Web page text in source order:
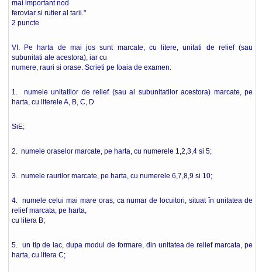
mai important nod
feroviar si rutier al tarii."
2 puncte
VI. Pe harta de mai jos sunt marcate, cu litere, unitati de relief (sau
subunitati ale acestora), iar cu
numere, rauri si orase. Scrieti pe foaia de examen:
1. numele unitatilor de relief (sau al subunitatilor acestora) marcate, pe
harta, cu literele A, B, C, D
SiE;
2. numele oraselor marcate, pe harta, cu numerele 1,2,3,4 si 5;
3. numele raurilor marcate, pe harta, cu numerele 6,7,8,9 si 10;
4. numele celui mai mare oras, ca numar de locuitori, situat în unitatea de
relief marcata, pe harta,
cu litera B;
5. un tip de lac, dupa modul de formare, din unitatea de relief marcata, pe
harta, cu litera C;